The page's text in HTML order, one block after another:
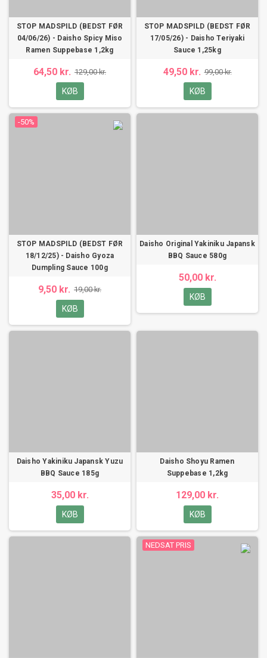
STOP MADSPILD (BEDST FØR
04/06/26) - Daisho Spicy Miso
Ramen Suppebase 1,2kg
64,50 kr. 129,00 kr.
KØB
STOP MADSPILD (BEDST FØR
17/05/26) - Daisho Teriyaki
Sauce 1,25kg
49,50 kr. 99,00 kr.
KØB
-50%
STOP MADSPILD (BEDST FØR
18/12/25) - Daisho Gyoza
Dumpling Sauce 100g
9,50 kr. 19,00 kr.
KØB
Daisho Original Yakiniku Japansk
BBQ Sauce 580g
50,00 kr.
KØB
Daisho Yakiniku Japansk Yuzu
BBQ Sauce 185g
35,00 kr.
KØB
Daisho Shoyu Ramen
Suppebase 1,2kg
129,00 kr.
KØB
NEDSAT PRIS